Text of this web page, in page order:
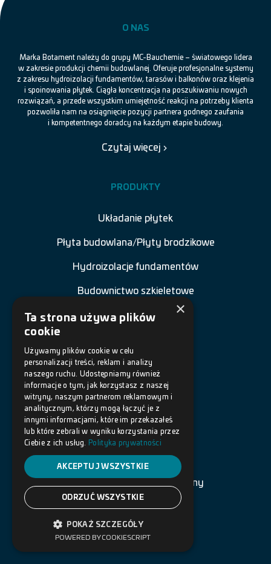
O NAS
Marka Botament należy do grupy MC-Bauchemie – światowego lidera
w zakresie produkcji chemii budowlanej. Oferuje profesjonalne systemy
z zakresu hydroizolacji fundamentów, tarasów i balkonów oraz klejenia
i spoinowania płytek. Ciągła koncentracja na poszukiwaniu nowych
rozwiązań, a przede wszystkim umiejętność reakcji na potrzeby klienta
pozwoliła nam na osiągnięcie pozycji partnera godnego zaufania
i kompetentnego doradcy na każdym etapie budowy.
Czytaj więcej
PRODUKTY
Układanie płytek
Płyta budowlana/Płyty brodzikowe
Hydroizolacje fundamentów
Budownictwo szkieletowe
Renowacja budowli
Posadzki żywiczne
Akcesoria
DOKUMENTY
Polityka prywatności
Warunki korzystania ze strony
Projekt i realizacja: Globe Group
×
Ta strona używa plików
cookie
Używamy plików cookie w celu
personalizacji treści, reklam i analizy
naszego ruchu. Udostępniamy również
informacje o tym, jak korzystasz z naszej
witryny, naszym partnerom reklamowym i
analitycznym, którzy mogą łączyć je z
innymi informacjami, które im przekazałeś
lub które zebrali w wyniku korzystania przez
Ciebie z ich usług.
Polityka prywatności
AKCEPTUJ WSZYSTKIE
ODRZUĆ WSZYSTKIE
POKAŻ SZCZEGÓŁY
POWERED BY COOKIESCRIPT